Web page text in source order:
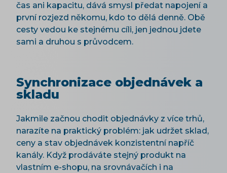
čas ani kapacitu, dává smysl předat napojení a
první rozjezd někomu, kdo to dělá denně. Obě
cesty vedou ke stejnému cíli, jen jednou jdete
sami a druhou s průvodcem.
Synchronizace objednávek a
skladu
Jakmile začnou chodit objednávky z více trhů,
narazíte na praktický problém: jak udržet sklad,
ceny a stav objednávek konzistentní napříč
kanály. Když prodáváte stejný produkt na
vlastním e-shopu, na srovnávačích i na